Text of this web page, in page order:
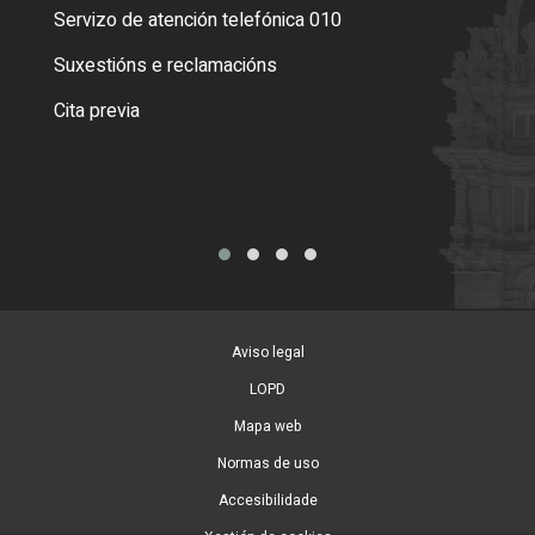
Servizo de atención telefónica 010
Suxestións e reclamacións
Cita previa
Aviso legal
LOPD
Mapa web
Normas de uso
Accesibilidade